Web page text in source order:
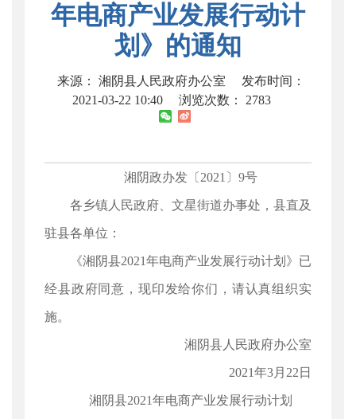
年电商产业发展行动计
划》的通知
来源： 湘阴县人民政府办公室
发布时间：
2021-03-22 10:40
浏览次数： 2783
湘阴政办发〔2021〕9号
各乡镇人民政府、文星街道办事处，县直及
驻县各单位：
《湘阴县2021年电商产业发展行动计划》已
经县政府同意，现印发给你们，请认真组织实
施。
湘阴县人民政府办公室
2021年3月22日
湘阴县2021年电商产业发展行动计划